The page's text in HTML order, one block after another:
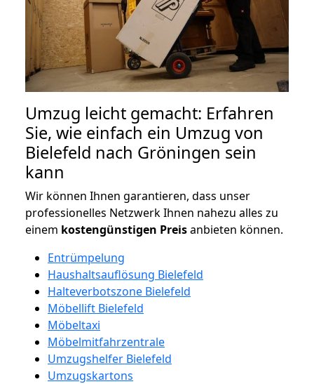
Umzug leicht gemacht: Erfahren
Sie, wie einfach ein Umzug von
Bielefeld nach Gröningen sein
kann
Wir können Ihnen garantieren, dass unser
professionelles Netzwerk Ihnen nahezu alles zu
einem kostengünstigen Preisanbieten können.
Entrümpelung
Haushaltsauflösung Bielefeld
Halteverbotszone Bielefeld
Möbellift Bielefeld
Möbeltaxi
Möbelmitfahrzentrale
Umzugshelfer Bielefeld
Umzugskartons